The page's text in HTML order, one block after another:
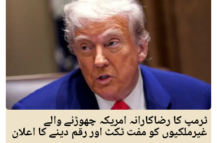
ٹرمپ کا رضاکارانہ امریکہ چھوڑنے والے
غیرملکیوں کو مفت ٹکٹ اور رقم دینے کا اعلان